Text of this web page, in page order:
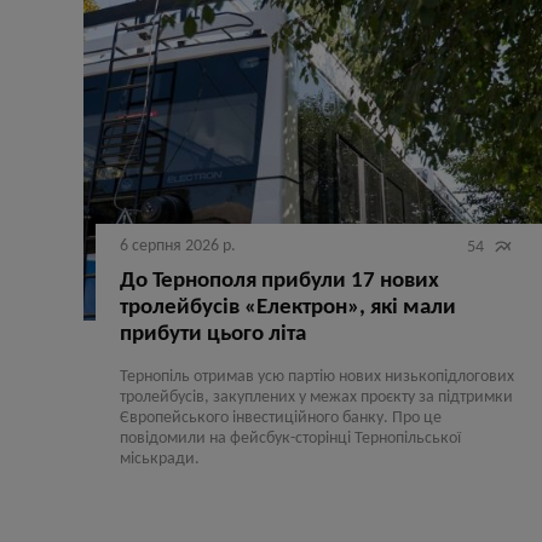
6 серпня 2026 р. 54 
До Тернополя прибули 17 нових
тролейбусів «Електрон», які мали
прибути цього літа
Тернопіль отримав усю партію нових низькопідлогових
тролейбусів, закуплених у межах проєкту за підтримки
Європейського інвестиційного банку. Про це
повідомили на фейсбук-сторінці Тернопільської
міськради.